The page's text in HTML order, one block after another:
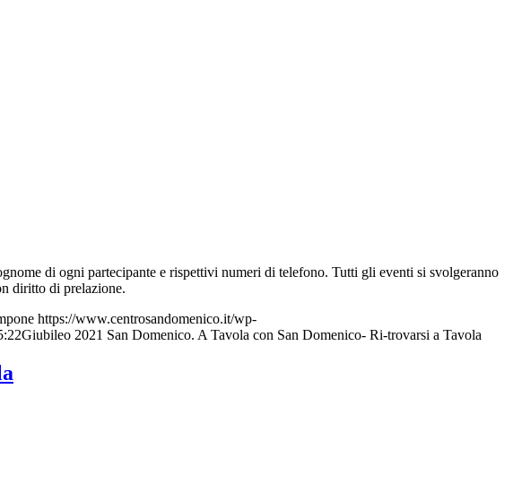
di ogni partecipante e rispettivi numeri di telefono. Tutti gli eventi si svolgeranno
diritto di prelazione.
https://www.centrosandomenico.it/wp-
Giubileo 2021 San Domenico. A Tavola con San Domenico- Ri-trovarsi a Tavola